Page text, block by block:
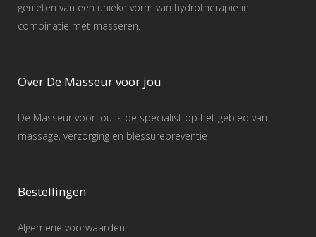
genieten van een unieke vorm van hydrotherapie in
combinatie met masseren.
Over De Masseur voor jou
De Masseur voor jou is de specialist op het gebied van
massage, verzorging en blessurepreventie
Bestellingen
Algemene voorwaarden